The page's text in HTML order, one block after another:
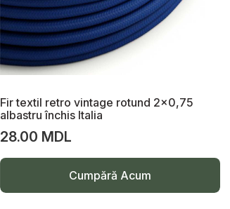
Fir textil retro vintage rotund 2x0,75
albastru închis Italia
28.00 MDL
Cumpără Acum